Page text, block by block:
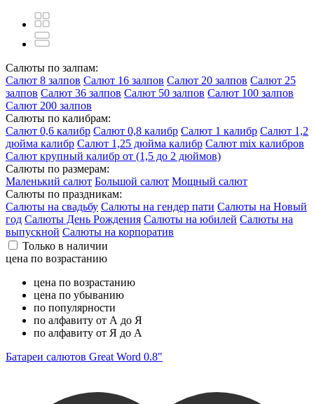
Салюты по залпам:
Салют 8 залпов Салют 16 залпов Салют 20 залпов Салют 25
залпов Салют 36 залпов Салют 50 залпов Салют 100 залпов
Салют 200 залпов
Салюты по калибрам:
Салют 0,6 калибр Салют 0,8 калибр Салют 1 калибр Салют 1,2
дюйма калибр Салют 1,25 дюйма калибр Салют mix калибров
Салют крупный калибр от (1,5 до 2 дюймов)
Салюты по размерам:
Маленький салют Большой салют Мощный салют
Салюты по праздникам:
Салюты на свадьбу Салюты на гендер пати Салюты на Новый
год Салюты День Рождения Салюты на юбилей Салюты на
выпускной Салюты на корпоратив
Только в наличии
цена по возрастанию
цена по возрастанию
цена по убыванию
по популярности
по алфавиту от А до Я
по алфавиту от Я до А
Батареи салютов Great Word 0.8"